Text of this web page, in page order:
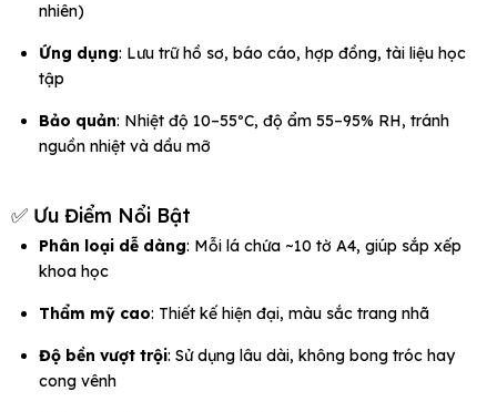
nhiên)
Ứng dụng: Lưu trữ hồ sơ, báo cáo, hợp đồng, tài liệu học
tập
Bảo quản: Nhiệt độ 10–55ºC, độ ẩm 55–95% RH, tránh
nguồn nhiệt và dầu mỡ
✅ Ưu Điểm Nổi Bật
Phân loại dễ dàng: Mỗi lá chứa ~10 tờ A4, giúp sắp xếp
khoa học
Thẩm mỹ cao: Thiết kế hiện đại, màu sắc trang nhã
Độ bền vượt trội: Sử dụng lâu dài, không bong tróc hay
cong vênh